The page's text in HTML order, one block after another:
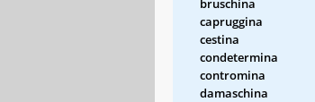
capruggina
cestina
condetermina
contromina
damaschina